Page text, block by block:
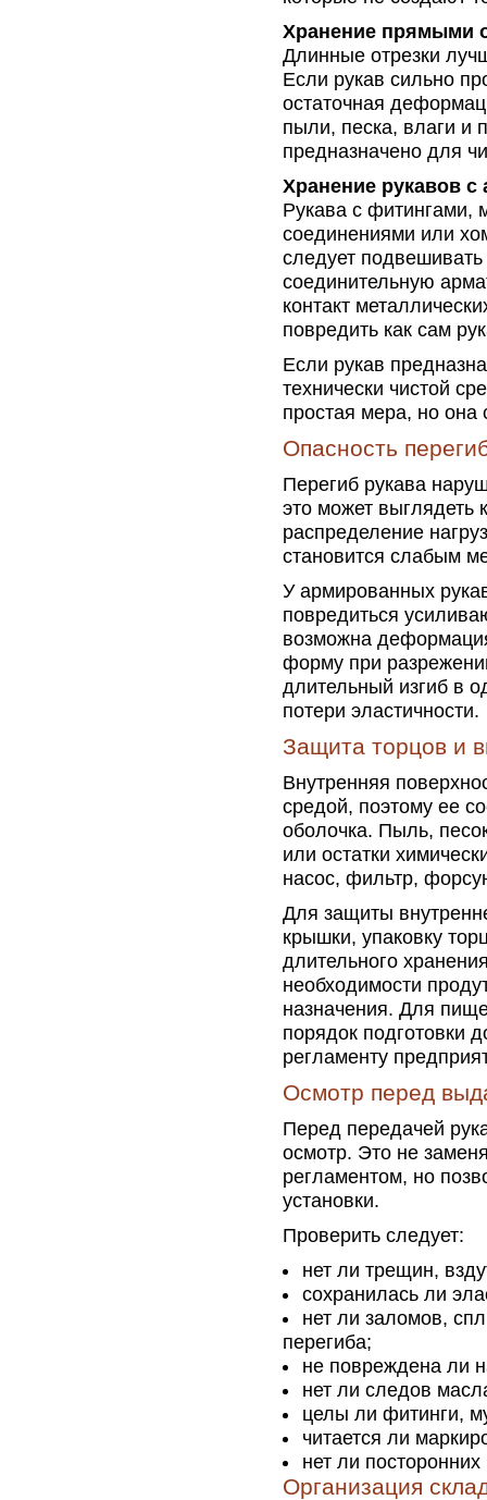
Хранение прямыми
Длинные отрезки
Если рукав сильно
остаточная
пыли, песка, влаги и
предназначено для
Хранение рукавов с
Рукава с
соединениями или
следует
соединительную
контакт
повредить как сам
Если рукав
технически чистой
простая мера, но она
Опасность
Перегиб рукава
это может выглядеть
распределение
становится слабым
У армированных
повредиться
возможна
форму при
длительный изгиб в
потери эластичности.
Защита торцов и
Внутренняя
средой, поэтому ее
оболочка. Пыль,
или остатки
насос, фильтр,
Для защиты
крышки, упаковку
длительного
необходимости
назначения. Для
порядок подготовки
регламенту
Осмотр перед
Перед передачей
осмотр. Это не
регламентом, но
установки.
Проверить следует:
нет ли трещин,
сохранилась ли
нет ли заломов,
перегиба;
не повреждена ли
нет ли следов
целы ли фитинги,
читается ли
нет ли
Организация